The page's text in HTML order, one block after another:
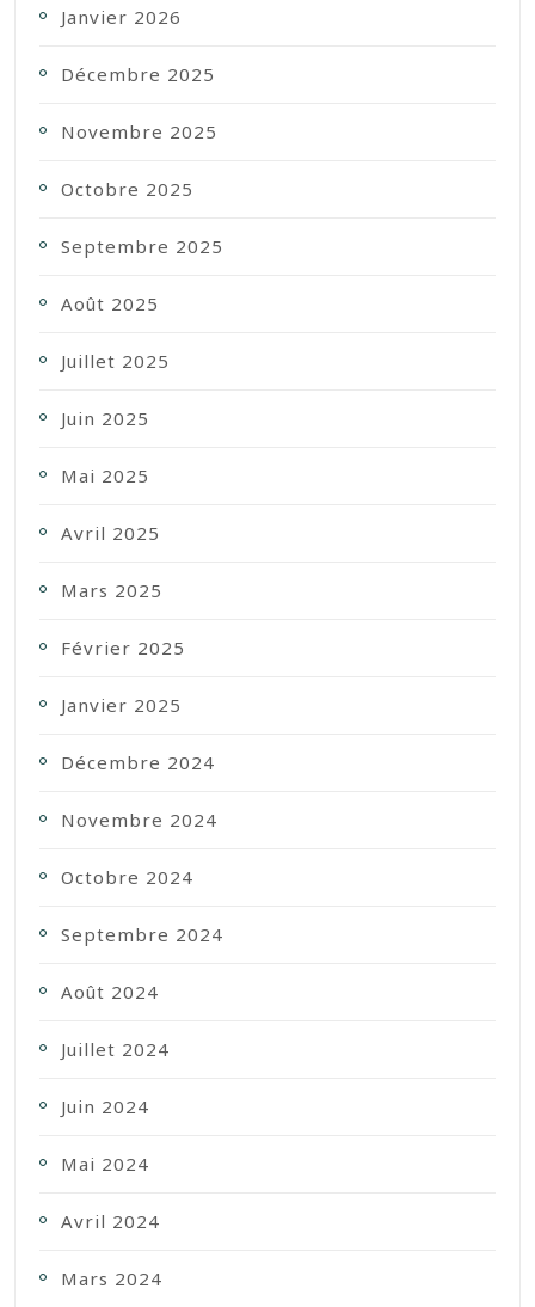
Janvier 2026
Décembre 2025
Novembre 2025
Octobre 2025
Septembre 2025
Août 2025
Juillet 2025
Juin 2025
Mai 2025
Avril 2025
Mars 2025
Février 2025
Janvier 2025
Décembre 2024
Novembre 2024
Octobre 2024
Septembre 2024
Août 2024
Juillet 2024
Juin 2024
Mai 2024
Avril 2024
Mars 2024